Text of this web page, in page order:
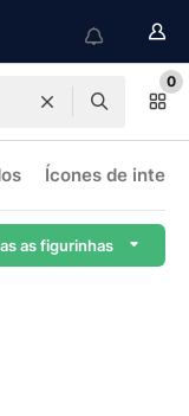
0
Ícones de
as figurinhas